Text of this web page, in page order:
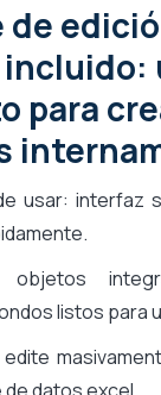
para
usar: interfaz
listos para